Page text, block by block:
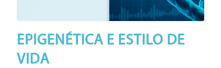
EPIGENÉTICA E ESTILO DE
VIDA